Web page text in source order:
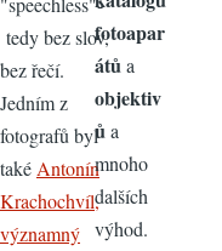
tedy bez slov,
bez řečí.
Jedním z
fotografů byl
také Antonín
Krachochvíl,
významný
fotoapar
átů a
objektiv
ů a
mnoho
dalších
výhod.